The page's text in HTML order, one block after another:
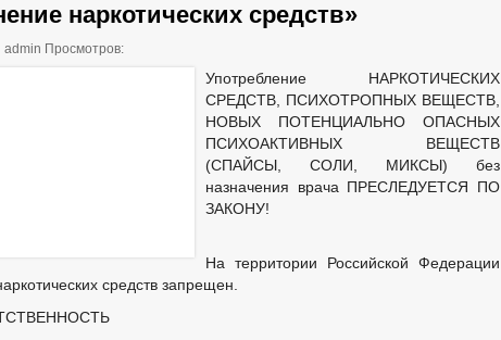
наркотических средств»
admin Просмотров:
Употребление НАРКОТИЧЕСКИХ
СРЕДСТВ, ПСИХОТРОПНЫХ ВЕЩЕСТВ,
НОВЫХ ПОТЕНЦИАЛЬНО ОПАСНЫХ
ПСИХОАКТИВНЫХ ВЕЩЕСТВ
(СПАЙСЫ, СОЛИ, МИКСЫ) без
назначения врача ПРЕСЛЕДУЕТСЯ ПО
ЗАКОНУ!
На территории Российской Федерации
средств запрещен.